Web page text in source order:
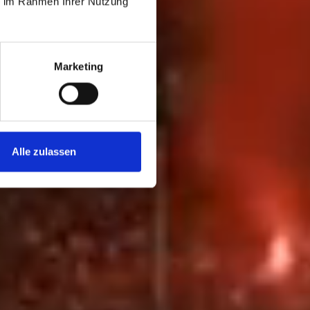
Marketing
Alle zulassen